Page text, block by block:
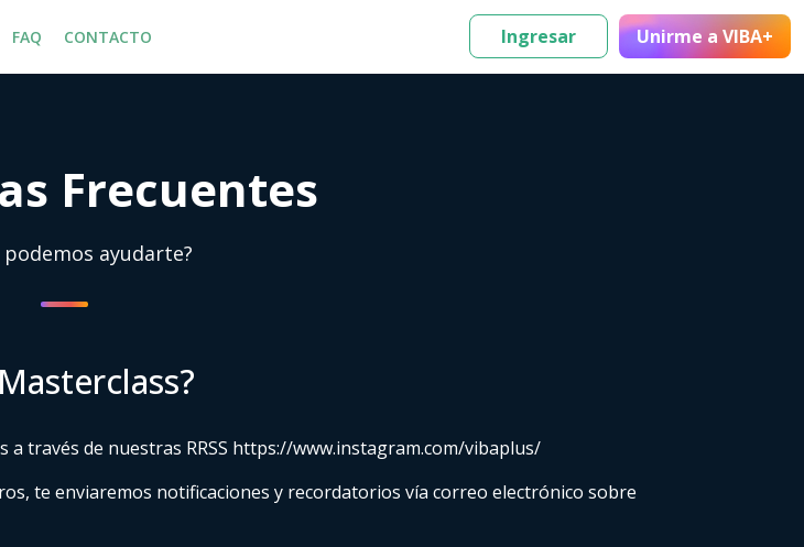
FAQ CONTACTO Ingresar Unirme a VIBA+
Frecuentes
podemos ayudarte?
a través de nuestras RRSS https://www.instagram.com/vibaplus/
te enviaremos notificaciones y recordatorios vía correo electrónico sobre